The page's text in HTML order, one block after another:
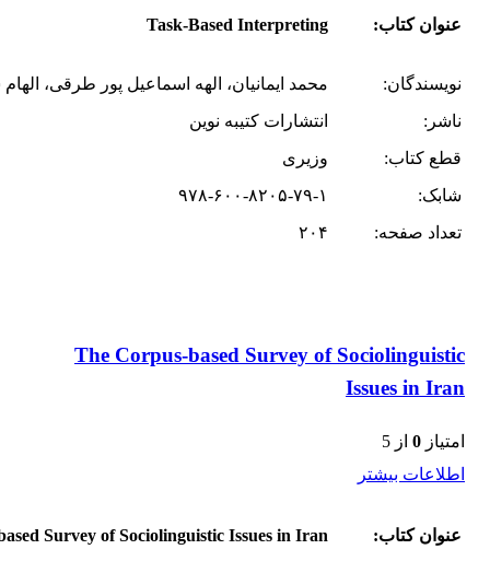
عنوان کتاب: Task-Based Interpreting
نویسندگان:
محمد ایمانیان، الهه اسماعیل پور طرقی،
ناشر:
انتشارات کتیبه نوین
قطع کتاب:
وزیری
شابک:
۹۷۸-۶۰۰-۸۲۰۵-۷۹-۱
تعداد صفحه:
۲۰۴
The Corpus-based Survey of Sociolinguistic
Issues in Iran
امتیاز 0 از 5
اطلاعات بیشتر
عنوان کتاب: Survey of Sociolinguistic Issues in Iran